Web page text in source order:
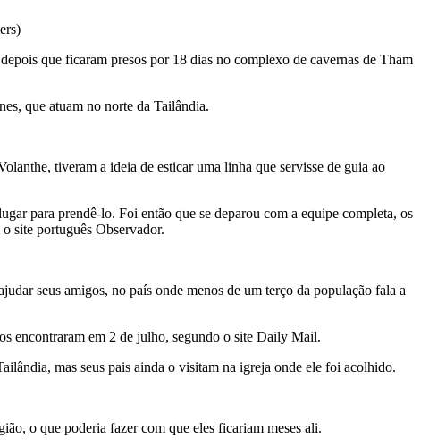
que ficaram presos por 18 dias no complexo de cavernas de Tham
que atuam no norte da Tailândia.
tiveram a ideia de esticar uma linha que servisse de guia ao
para prendê-lo. Foi então que se deparou com a equipe completa, os
site português Observador.
seus amigos, no país onde menos de um terço da população fala a
encontraram em 2 de julho, segundo o site Daily Mail.
mas seus pais ainda o visitam na igreja onde ele foi acolhido.
o que poderia fazer com que eles ficariam meses ali.